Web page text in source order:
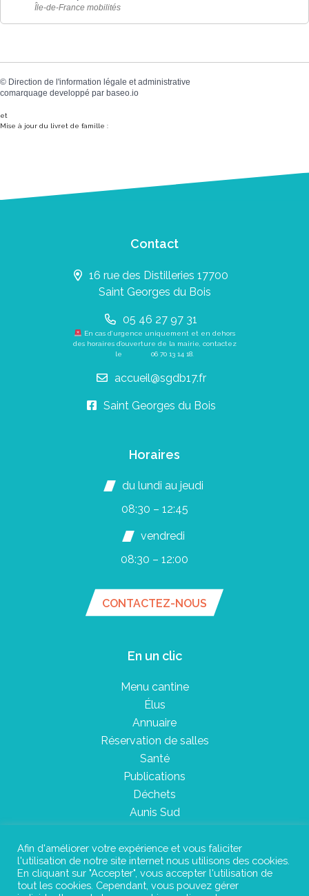
Île-de-France mobilités
© Direction de l'information légale et administrative
comarquage developpé par baseo.io
et
Mise à jour du livret de famille :
Contact
16 rue des Distilleries 17700
Saint Georges du Bois
05 46 27 97 31
En cas d’urgence uniquement et en dehors
des horaires d’ouverture de la mairie, contactez
le 06 70 13 14 18
accueil@sgdb17.fr
Saint Georges du Bois
Horaires
du lundi au jeudi
08:30 – 12:45
vendredi
08:30 – 12:00
CONTACTEZ-NOUS
En un clic
Menu cantine
Élus
Annuaire
Réservation de salles
Santé
Publications
Déchets
Aunis Sud
Plan du site
Mentions légales
Afin d'améliorer votre expérience et vous faliciter
l'utilisation de notre site internet nous utilisons des cookies.
En cliquant sur "Accepter", vous accepter l'utilisation de
tout les cookies. Cependant, vous pouvez gérer